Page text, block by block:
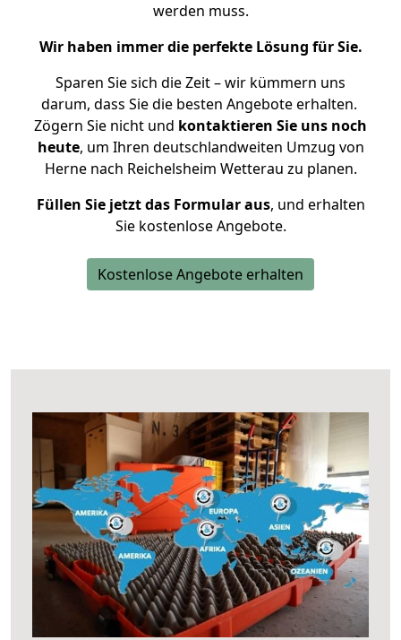
werden muss.
Wir haben immer die perfekte Lösung für Sie.
Sparen Sie sich die Zeit – wir kümmern uns
darum, dass Sie die besten Angebote erhalten.
Zögern Sie nicht und kontaktieren Sie uns noch
heute, um Ihren deutschlandweiten Umzug von
Herne nach Reichelsheim Wetterau zu planen.
Füllen Sie jetzt das Formular aus, und erhalten
Sie kostenlose Angebote.
Kostenlose Angebote erhalten